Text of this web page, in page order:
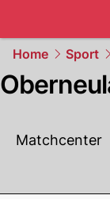
Home Sport
Matchcenter